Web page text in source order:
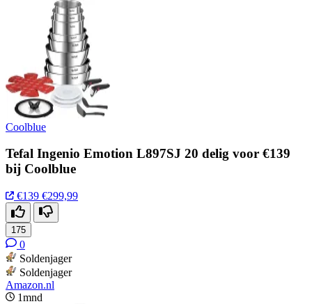
Coolblue
Tefal Ingenio Emotion L897SJ 20 delig voor €139
bij Coolblue
€139 €299,99
175
0
Soldenjager
Soldenjager
Amazon.nl
1mnd